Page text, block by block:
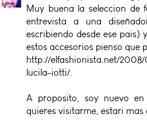
Muy buena la seleccion de
entrevista a una
escribiendo desde ese
estos accesorios pienso que
http://elfashionista.net/
lucila-iotti/.
A proposito, soy nuevo
quieres visitarme, estari mas